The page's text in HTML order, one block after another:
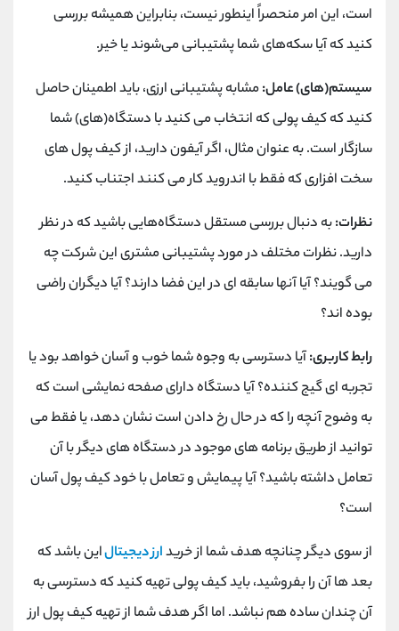
است، این امر منحصراً اینطور نیست، بنابراین همیشه بررسی
کنید که آیا سکه‌های شما پشتیبانی می‌شوند یا خیر.
سیستم(های) عامل:مشابه پشتیبانی ارزی، باید اطمینان حاصل
کنید که کیف پولی که انتخاب می کنید با دستگاه(های) شما
سازگار است. به عنوان مثال، اگر آیفون دارید، از کیف پول های
سخت افزاری که فقط با اندروید کار می کنند اجتناب کنید.
نظرات:به دنبال بررسی مستقل دستگاه‌هایی باشید که در نظر
دارید. نظرات مختلف در مورد پشتیبانی مشتری این شرکت چه
می گویند؟ آیا آنها سابقه ای در این فضا دارند؟ آیا دیگران راضی
بوده اند؟
رابط کاربری:آیا دسترسی به وجوه شما خوب و آسان خواهد بود یا
تجربه ای گیج کننده؟ آیا دستگاه دارای صفحه نمایشی است که
به وضوح آنچه را که در حال رخ دادن است نشان دهد، یا فقط می
توانید از طریق برنامه های موجود در دستگاه های دیگر با آن
تعامل داشته باشید؟ آیا پیمایش و تعامل با خود کیف پول آسان
است؟
از سوی دیگر چنانچه هدف شما از خریدارز دیجیتالاین باشد که
بعد ها آن را بفروشید، باید کیف پولی تهیه کنید که دسترسی به
آن چندان ساده هم نباشد. اما اگر هدف شما از تهیه کیف پول ارز